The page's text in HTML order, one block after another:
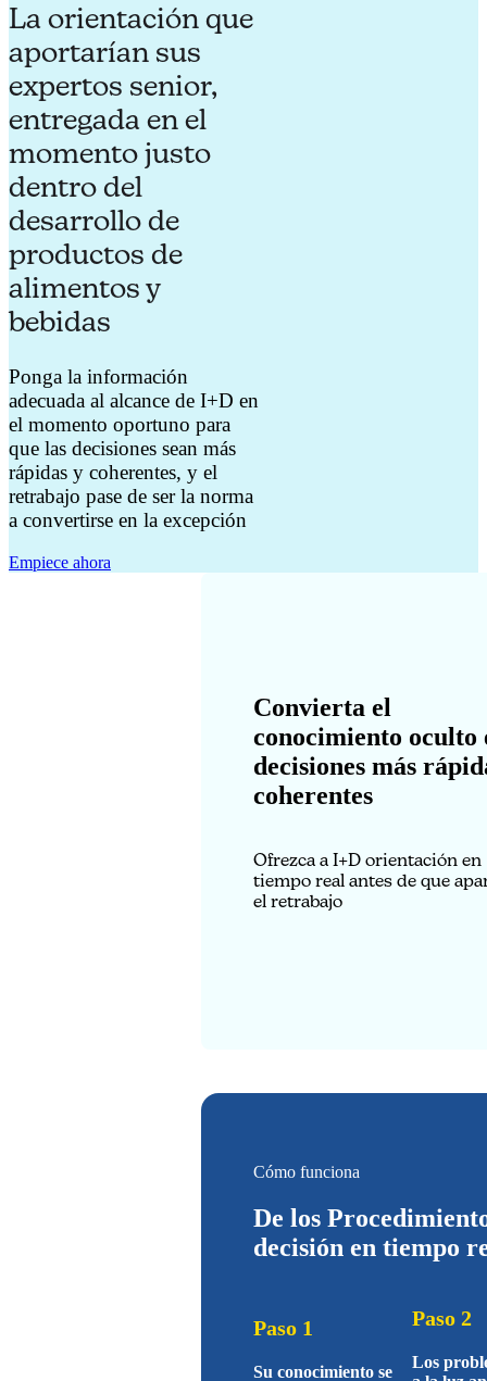
La orientación que
aportarían sus
expertos senior,
entregada en el
momento justo
dentro del
desarrollo de
productos de
alimentos y
bebidas
Ponga la información
adecuada al alcance de I+D en
el momento oportuno para
que las decisiones sean más
rápidas y coherentes, y el
retrabajo pase de ser la norma
a convertirse en la excepción
Empiece ahora
Convierta el
conocimiento oculto
decisiones más
coherentes
Ofrezca a I+D orientación en
tiempo real antes de que
el retrabajo
Cómo funciona
De los
decisión en tiempo
Paso 1
Su conocimiento se
Paso 2
Los